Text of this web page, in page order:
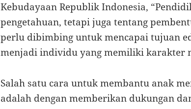
Kebudayaan Republik Indonesia,
pengetahuan, tetapi juga tentang
perlu dibimbing untuk mencapai tujuan
menjadi individu yang memiliki karakter
Salah satu cara untuk membantu anak
adalah dengan memberikan dukungan